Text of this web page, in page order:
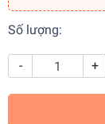
Số lượng:
- +